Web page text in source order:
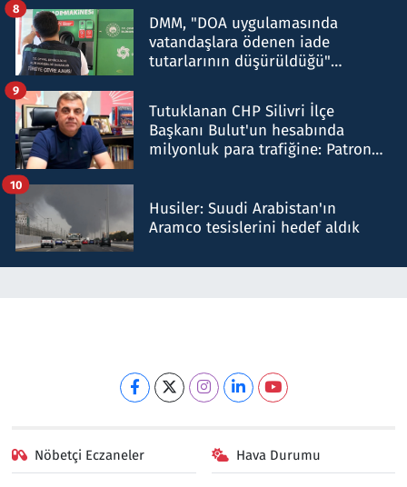
DMM, "DOA uygulamasında
vatandaşlara ödenen iade
tutarlarının düşürüldüğü"
8
Tutuklanan CHP Silivri İlçe
Başkanı Bulut'un hesabında
milyonluk para trafiğine: Patron
9
Husiler: Suudi Arabistan'ın
Aramco tesislerini hedef aldık
10
Nöbetçi Eczaneler Hava Durumu